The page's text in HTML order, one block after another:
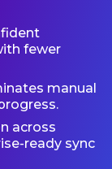
fewer
manual
across
ready sync